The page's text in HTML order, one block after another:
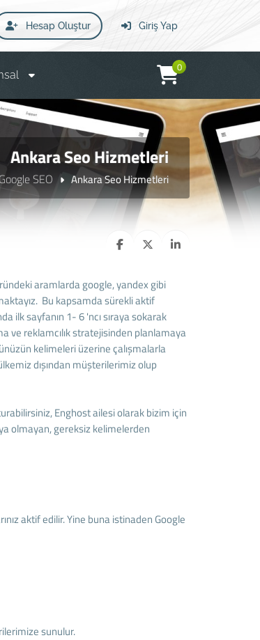
Giriş Yap
Hesap Oluştur
0
Ankara Seo Hizmetleri
Google SEO Ankara Seo Hizmetleri
aramlarda google, yandex gibi
Bu kapsamda sürekli aktif
ilk sayfanın 1- 6 'ncı sıraya sokarak
ve reklamcılık stratejisinden planlamaya
kelimeleri üzerine çalışmalarla
dışından müşterilerimiz olup
Enghost ailesi olarak bizim için
olmayan, gereksiz kelimelerden
aktif edilir. Yine buna istinaden Google
sunulur.